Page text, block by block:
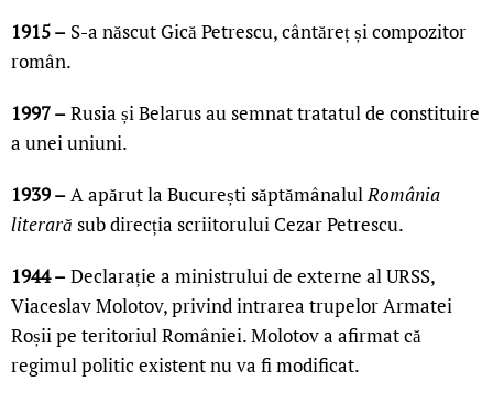
1915 – S-a născut Gică Petrescu, cântăreț și compozitor
român.
1997 –Rusia și Belarus au semnat tratatul de constituire
a unei uniuni.
1939 –A apărut la București săptămânalulRomânia
literară sub direcția scriitorului Cezar Petrescu.
1944 –Declarație a ministrului de externe al URSS,
Viaceslav Molotov, privind intrarea trupelor Armatei
Roșii pe teritoriul României. Molotov a afirmat că
regimul politic existent nu va fi modificat.